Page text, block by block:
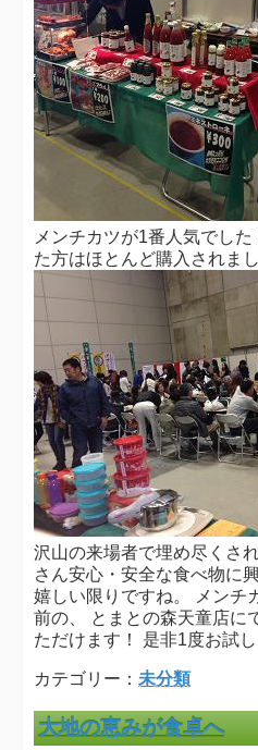
メンチカツが1番人気でし
た方はほとんど購入されま
沢山の来場者で埋め尽くさ
さん安心・安全な食べ物に
嬉しい限りですね。 メンチ
前の、 とまとの森天童店に
ただけます！ 是非1度お試し
カテゴリー： 未分類
大地の恵みが食卓へ